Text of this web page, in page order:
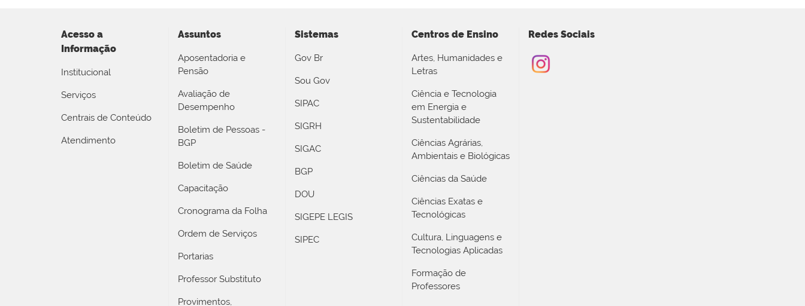
Acesso a
Informação
Institucional
Serviços
Centrais de Conteúdo
Atendimento
Assuntos
Aposentadoria e
Pensão
Avaliação de
Desempenho
Boletim de Pessoas -
BGP
Boletim de Saúde
Capacitação
Cronograma da Folha
Ordem de Serviços
Portarias
Professor Substituto
Provimentos,
Sistemas
Gov Br
Sou Gov
SIPAC
SIGRH
SIGAC
BGP
DOU
SIGEPE LEGIS
SIPEC
Centros de Ensino
Artes, Humanidades e
Letras
Ciência e Tecnologia
em Energia e
Sustentabilidade
Ciências Agrárias,
Ambientais e Biológicas
Ciências da Saúde
Ciências Exatas e
Tecnológicas
Cultura, Linguagens e
Tecnologias Aplicadas
Formação de
Professores
Redes Sociais